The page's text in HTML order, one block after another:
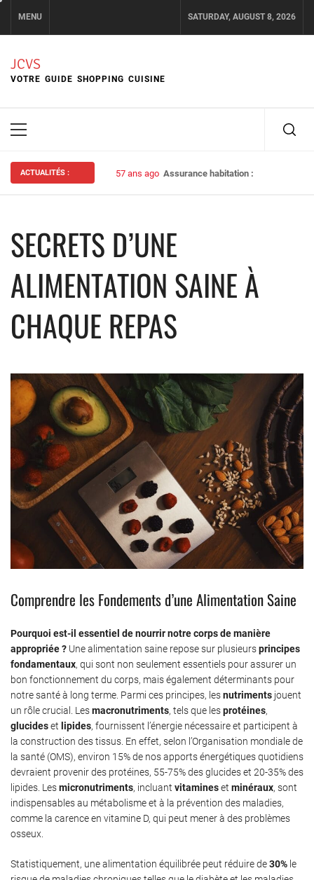
content
MENU SATURDAY, AUGUST 8, 2026
JCVS
VOTRE GUIDE SHOPPING CUISINE
Primary
ACTUALITÉS : 57 ans ago Assurance habitation : bien choisir
SECRETS D’UNE
ALIMENTATION SAINE À
CHAQUE REPAS
Comprendre les Fondements d’une Alimentation Saine
Pourquoi est-il essentiel de nourrir notre corps de manière
appropriée ? Une alimentation saine repose sur plusieursprincipes
fondamentaux, qui sont non seulement essentiels pour assurer un
bon fonctionnement du corps, mais également déterminants pour
notre santé à long terme. Parmi ces principes, lesnutriments jouent
un rôle crucial. Lesmacronutriments, tels que lesprotéines,
glucideset lipides, fournissent l’énergie nécessaire et participent à
la construction des tissus. En effet, selon l’Organisation mondiale de
la santé (OMS), environ 15% de nos apports énergétiques quotidiens
devraient provenir des protéines, 55-75% des glucides et 20-35% des
lipides. Lesmicronutriments, incluant vitamineset minéraux, sont
indispensables au métabolisme et à la prévention des maladies,
comme la carence en vitamine D, qui peut mener à des problèmes
osseux.
Statistiquement, une alimentation équilibrée peut réduire de30% le